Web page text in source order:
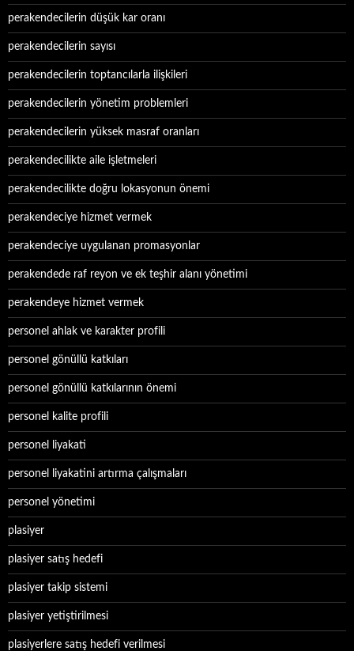
perakendecilerin düşük kar oranı
perakendecilerin sayısı
perakendecilerin toptancılarla ilişkileri
perakendecilerin yönetim problemleri
perakendecilerin yüksek masraf oranları
perakendecilikte aile işletmeleri
perakendecilikte doğru lokasyonun önemi
perakendeciye hizmet vermek
perakendeciye uygulanan promasyonlar
perakendede raf reyon ve ek teşhir alanı yönetimi
perakendeye hizmet vermek
personel ahlak ve karakter profili
personel gönüllü katkıları
personel gönüllü katkılarının önemi
personel kalite profili
personel liyakati
personel liyakatini artırma çalışmaları
personel yönetimi
plasiyer
plasiyer satış hedefi
plasiyer takip sistemi
plasiyer yetiştirilmesi
plasiyerlere satış hedefi verilmesi